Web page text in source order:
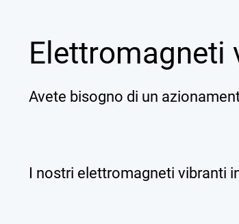
Elettromagneti
Avete bisogno di un
I nostri elettromagneti vibranti